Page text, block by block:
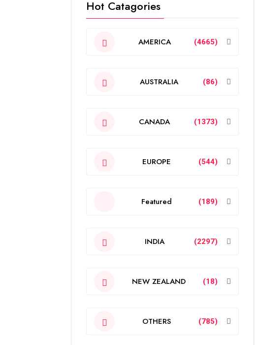
Hot Catagories
AMERICA (4665)
AUSTRALIA (86)
CANADA (1373)
EUROPE (544)
Featured (189)
INDIA (2297)
NEW ZEALAND (18)
OTHERS (785)